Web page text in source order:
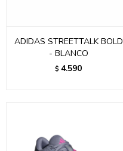
ADIDAS STREETTALK BOLD
- BLANCO
$ 4.590